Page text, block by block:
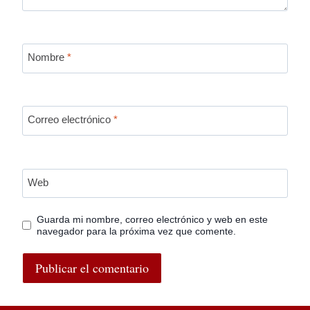
Nombre *
Correo electrónico *
Web
Guarda mi nombre, correo electrónico y web en este
navegador para la próxima vez que comente.